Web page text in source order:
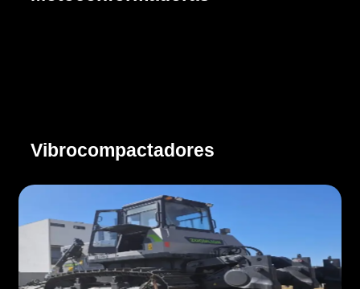
Vibrocompactadores
Cotizar